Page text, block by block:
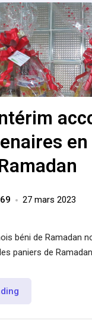
27 mars 2023
béni de Ramadan
paniers de